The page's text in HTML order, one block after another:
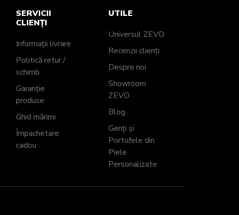
SERVICII
CLIENȚI
Informații livrare
Politică retur /
schimb
Garanție
produse
Ghid mărimi
Împachetare
cadou
UTILE
Universul ZEVO
Recenzii clienți
Despre noi
Showroom
ZEVO
Blog
Genți și
Portofele din
Piele
Personalizate